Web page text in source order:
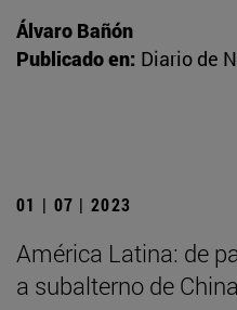
Álvaro Bañón
Publicado en: Diario de
01 | 07 | 2023
América Latina: de
a subalterno de China